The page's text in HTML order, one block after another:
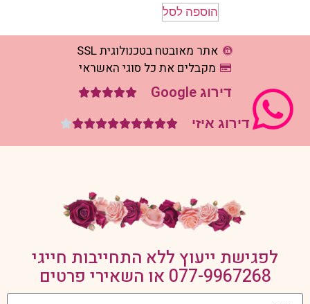
הוספה לסל
אתר מאובטח בטכנולוגית SSL
מקבלים את כל סוגי האשראי
דירוג Google 




דירוג איזי 









לפגישת ייעוץ ללא התחייבות חייגי
077-9967268 או השאירי פרטים